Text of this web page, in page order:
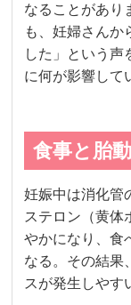
なることがあり
も、妊婦さんか
した」という声
に何が影響して
食事と胎
妊娠中は消化管
ステロン（黄体
やかになり、食
なる。その結果
スが発生しやす